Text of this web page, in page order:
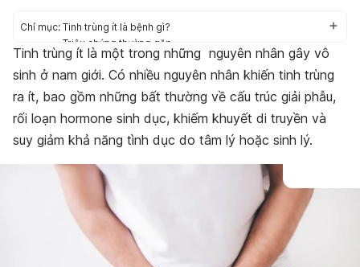
Chỉ mục: Tinh trùng ít là bệnh gì?
Triệu chứng thường gặp
Nguyên nhân gây tinh trùng ít
Nguy cơ mắc phải
Điều trị tinh trùng ít
Chế độ sinh hoạt phù hợp
Tinh trùng ít là một trong những nguyên nhân gây vô
sinh ở nam giới. Có nhiều nguyên nhân khiến tinh trùng
ra ít, bao gồm những bất thường về cấu trúc giải phẫu,
rối loạn hormone sinh dục, khiếm khuyết di truyền và
suy giảm khả năng tình dục do tâm lý hoặc sinh lý.